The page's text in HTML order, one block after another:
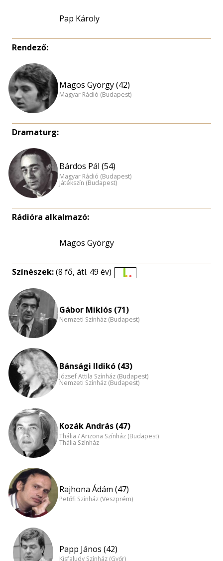
Pap Károly
Rendező:
Magos György (42)
Magyar Rádió (Budapest)
Dramaturg:
Bárdos Pál (54)
Magyar Rádió (Budapest)
Játékszín (Budapest)
Rádióra alkalmazó:
Magos György
Színészek:(8 fő, átl. 49 év)
nagyítása
Gábor Miklós (71)
Nemzeti Színház (Budapest)
Bánsági Ildikó (43)
József Attila Színház (Budapest)
Nemzeti Színház (Budapest)
Kozák András (47)
Thália / Arizona Színház (Budapest)
Thália Színház
Rajhona Ádám (47)
Petőfi Színház (Veszprém)
Papp János (42)
Kisfaludy Színház (Győr)